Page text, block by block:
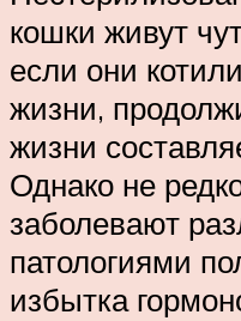
кошки живут
если они
жизни,
жизни
Однако не
заболевают
патологиями
избытка